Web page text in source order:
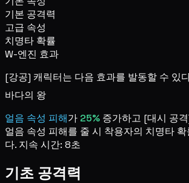
기본 공격력
고급 속성
치명타 확률
W-엔진 효과
[강공] 캐릭터는 다음 효과를 발동할 수 있
바다의 왕
얼음 속성 피해가 25% 증가하고 [대시 공
얼음 속성 피해를 줄 시 착용자의 치명타 확
다. 지속 시간: 8초
기초 공격력